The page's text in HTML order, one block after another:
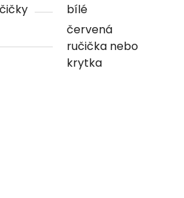
bílé
červená
ručička nebo
krytka